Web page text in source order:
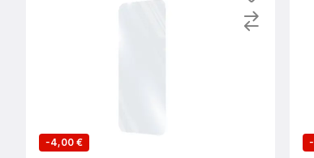
-4,00 € -